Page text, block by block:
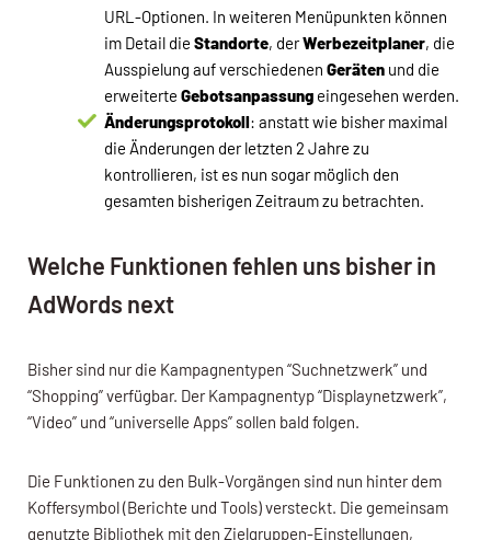
URL-Optionen. In weiteren Menüpunkten können
im Detail die Standorte, derWerbezeitplaner, die
Ausspielung auf verschiedenen Geräten und die
erweiterte Gebotsanpassung eingesehen werden.
Änderungsprotokoll: anstatt wie bisher maximal
die Änderungen der letzten 2 Jahre zu
kontrollieren, ist es nun sogar möglich den
gesamten bisherigen Zeitraum zu betrachten.
Welche Funktionen fehlen uns bisher in
AdWords next
Bisher sind nur die Kampagnentypen “Suchnetzwerk” und
“Shopping” verfügbar. Der Kampagnentyp “Displaynetzwerk”,
“Video” und “universelle Apps” sollen bald folgen.
Die Funktionen zu den Bulk-Vorgängen sind nun hinter dem
Koffersymbol (Berichte und Tools) versteckt. Die gemeinsam
genutzte Bibliothek mit den Zielgruppen-Einstellungen,